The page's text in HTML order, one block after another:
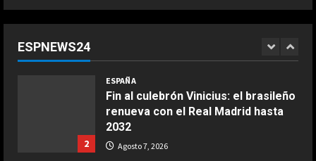
ESPNEWS24
1
2
ESPAÑA
Fin al culebrón Vinicius: el brasileño
renueva con el Real Madrid hasta
2032
Agosto 7, 2026
Ensalada de espinacas deliciosa
COCINA